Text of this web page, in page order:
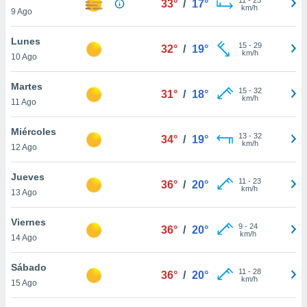
más
nuestra
y
de
disponible
cookies
aceptar
9 Ago
33° / 17°
km/h
Lunes
10 Ago
32° / 19° 15- 29
km/h
Martes
11 Ago
31° / 18° 15- 32
km/h
Miércoles
12 Ago
34° / 19° 13- 32
km/h
Jueves
13 Ago
36° / 20° 11 - 23
km/h
Viernes
14 Ago
36° / 20° 9- 24
km/h
Sábado
15 Ago
36° / 20° 11 - 28
km/h